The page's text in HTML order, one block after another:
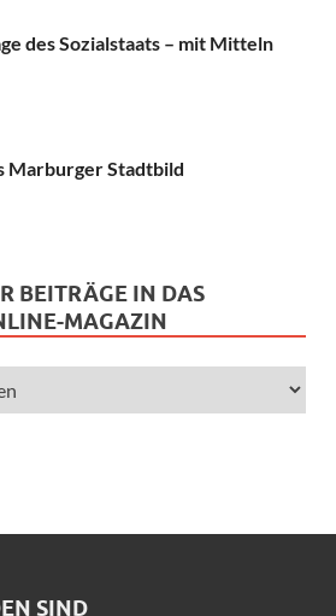
des Sozialstaats – mit Mitteln
Marburger Stadtbild
BEITRÄGE IN DAS
MAGAZIN
SIND